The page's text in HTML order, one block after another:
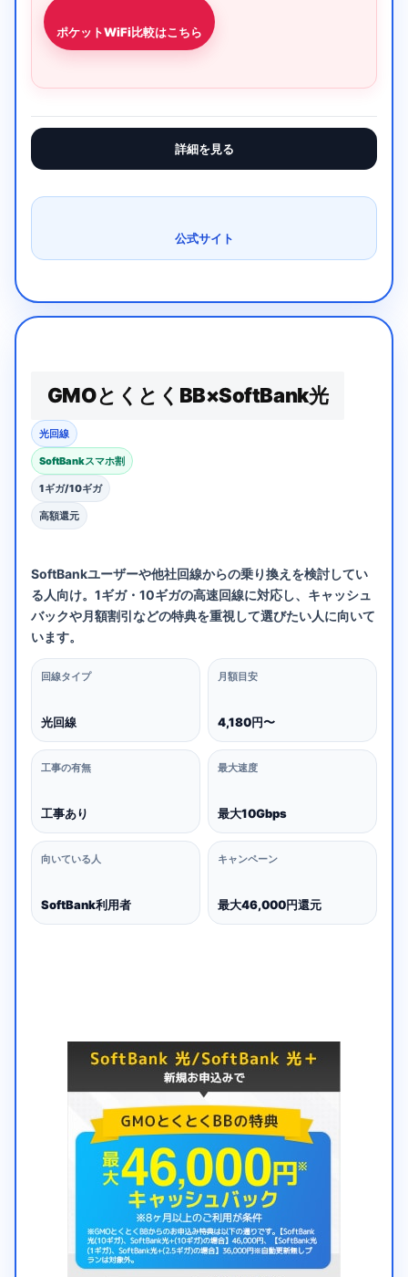
ポケットWiFi比較はこちら
詳細を見る
公式サイト
GMOとくとくBB×SoftBank光
光回線
SoftBankスマホ割
1ギガ/10ギガ
高額還元
SoftBankユーザーや他社回線からの乗り換えを検討してい
る人向け。1ギガ・10ギガの高速回線に対応し、キャッシュ
バックや月額割引などの特典を重視して選びたい人に向いて
います。
回線タイプ
光回線
月額目安
4,180円〜
工事の有無
工事あり
最大速度
最大10Gbps
向いている人
SoftBank利用者
キャンペーン
最大46,000円還元